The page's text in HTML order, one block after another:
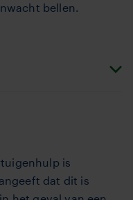
bellen.
is
dat dit is